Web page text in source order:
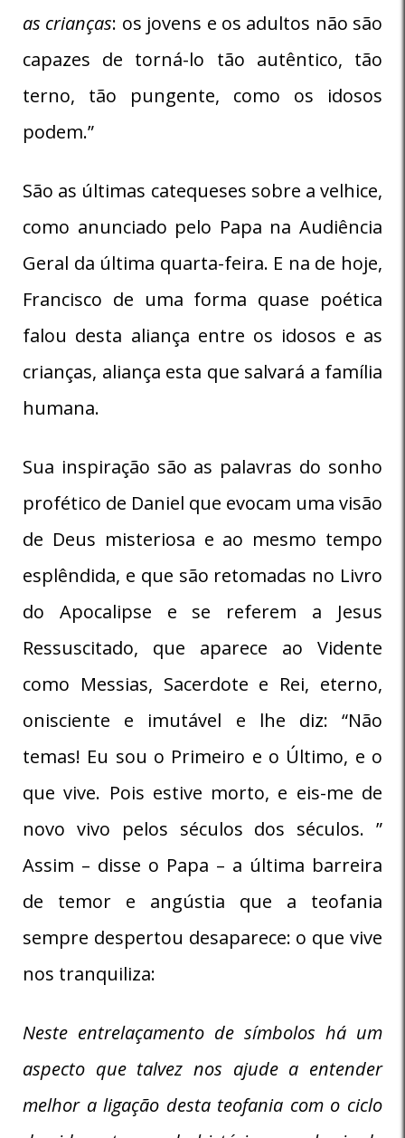
as crianças: os jovens e os adultos não são
capazes de torná-lo tão autêntico, tão
terno, tão pungente, como os idosos
podem.”
São as últimas catequeses sobre a velhice,
como anunciado pelo Papa na Audiência
Geral da última quarta-feira. E na de hoje,
Francisco de uma forma quase poética
falou desta aliança entre os idosos e as
crianças, aliança esta que salvará a família
humana.
Sua inspiração são as palavras do sonho
profético de Daniel que evocam uma visão
de Deus misteriosa e ao mesmo tempo
esplêndida, e que são retomadas no Livro
do Apocalipse e se referem a Jesus
Ressuscitado, que aparece ao Vidente
como Messias, Sacerdote e Rei, eterno,
onisciente e imutável e lhe diz: “Não
temas! Eu sou o Primeiro e o Último, e o
que vive. Pois estive morto, e eis-me de
novo vivo pelos séculos dos séculos. ”
Assim – disse o Papa – a última barreira
de temor e angústia que a teofania
sempre despertou desaparece: o que vive
nos tranquiliza:
Neste entrelaçamento de símbolos há um
aspecto que talvez nos ajude a entender
melhor a ligação desta teofania com o ciclo